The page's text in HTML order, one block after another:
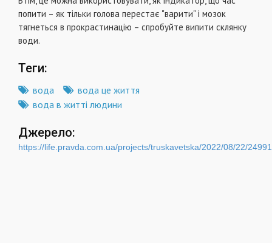
попити – як тільки голова перестає "варити" і мозок
тягнеться в прокрастинацію – спробуйте випити склянку
води.
Теги:
вода
вода це життя
вода в житті людини
Джерело:
https://life.pravda.com.ua/projects/truskavetska/2022/08/22/